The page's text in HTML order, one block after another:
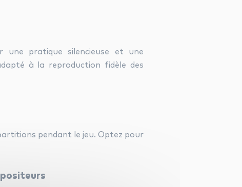
une pratique silencieuse et une
à la reproduction fidèle des
pendant le jeu. Optez pour